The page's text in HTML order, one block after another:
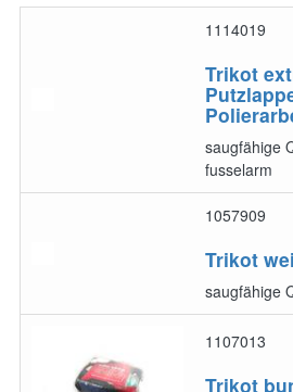
1114019
Trikot
saugfähige
fusselarm
1057909
Trikot
saugfähige
1107013
Trikot